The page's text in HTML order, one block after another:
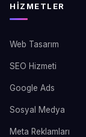
HIZMETLER
Web Tasarım
SEO Hizmeti
Google Ads
Sosyal Medya
Meta Reklamları